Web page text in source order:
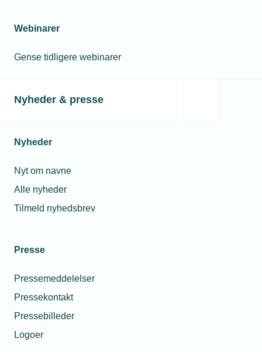
Webinarer
Gense tidligere webinarer
Nyheder & presse
Nyheder
Nyt om navne
Alle nyheder
Tilmeld nyhedsbrev
Presse
Pressemeddelelser
Pressekontakt
Pressebilleder
Logoer